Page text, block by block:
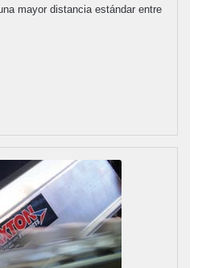
mayor distancia estándar entre